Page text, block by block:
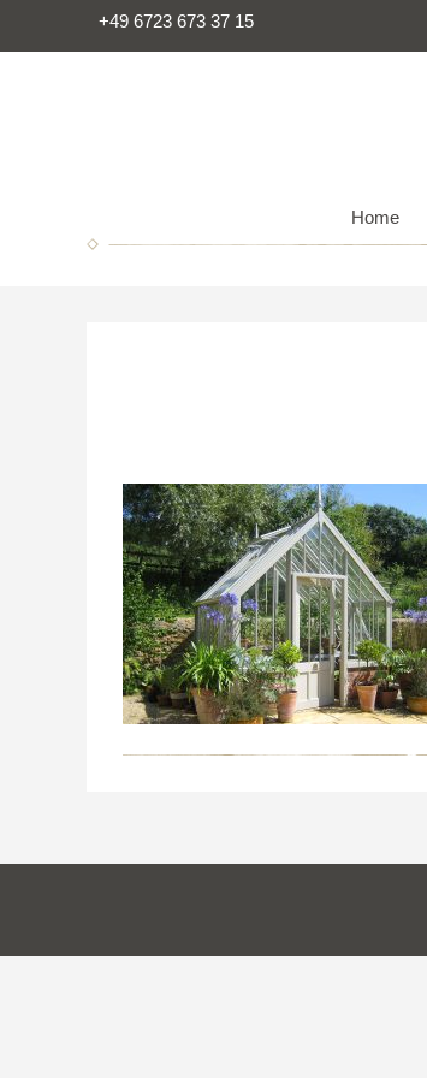
+49 6723 673 37 15
Home